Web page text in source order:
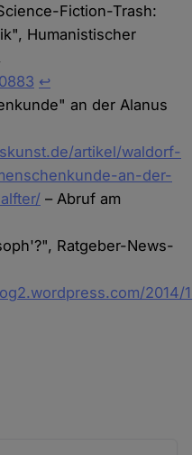
Fiction-Trash:
Humanistischer
↩︎
an der Alanus
artikel/waldorf-
an-der-
– Abruf am
Ratgeber-News-
2014/